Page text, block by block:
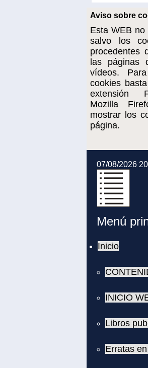
Aviso sobre
Esta WEB no
salvo los
procedentes
las páginas
vídeos.
cookies
extensión
Mozilla
mostrar los
página.
07/08/2026
Menú
Inicio
INICIO
Libros
Erratas